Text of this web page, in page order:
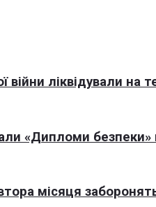
війни ліквідували
«Дипломи безпеки»
місяця